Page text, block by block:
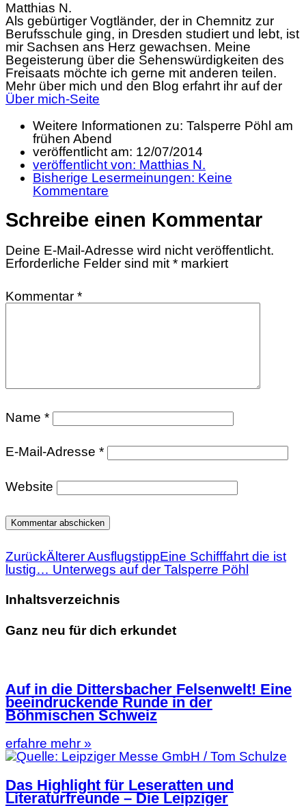
Matthias N.
Als gebürtiger Vogtländer, der in Chemnitz zur
Berufsschule ging, in Dresden studiert und lebt, ist
mir Sachsen ans Herz gewachsen. Meine
Begeisterung über die Sehenswürdigkeiten des
Freisaats möchte ich gerne mit anderen teilen.
Mehr über mich und den Blog erfahrt ihr auf der
Über mich-Seite
Weitere Informationen zu: Talsperre Pöhl am
frühen Abend
veröffentlicht am: 12/07/2014
veröffentlicht von: Matthias N.
Bisherige Lesermeinungen: Keine
Kommentare
Schreibe einen Kommentar
Deine E-Mail-Adresse wird nicht veröffentlicht.
Erforderliche Felder sind mit * markiert
Kommentar *
Name *
E-Mail-Adresse *
Website
ZurückÄlterer AusflugstippEine Schifffahrt die ist
lustig… Unterwegs auf der Talsperre Pöhl
Inhaltsverzeichnis
Ganz neu für dich erkundet
Auf in die Dittersbacher Felsenwelt! Eine
beeindruckende Runde in der
Böhmischen Schweiz
erfahre mehr »
Das Highlight für Leseratten und
Literaturfreunde – Die Leipziger